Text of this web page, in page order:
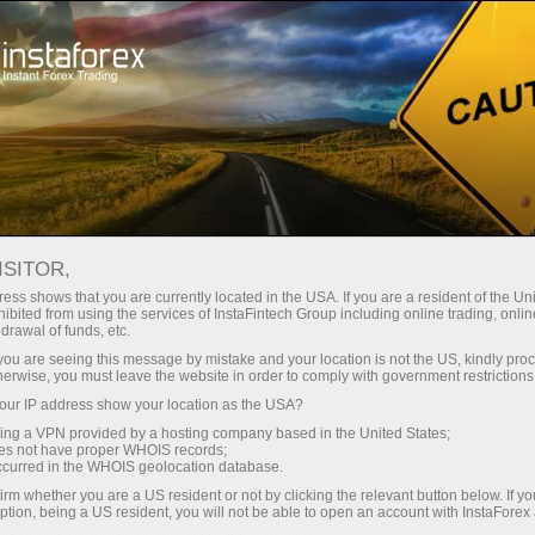
InstaForex билан сиз ҳақиқатан
эга бўласиз: 1:5000 гача кредит
елкаси, бозордаги энг яхши
спред ва комиссиялардан бири,
шунингдек акциялар ва
индекслар билан савдо қилиш
учун қулай шартлар.
Кичик
Ҳар бир депозит учун
30% бонус
Савдода
ва трассада тезлик
shows that you are currently located in the USA. If you are a resident of the
from using the services of InstaFintech Group including online trading,
of funds, etc.
are seeing this message by mistake and your location is not the US, kindly
you must leave the website in order to comply with government
IP address show your location as the USA?
a VPN provided by a hosting company based in the United States;
not have proper WHOIS records;
in the WHOIS geolocation database.
whether you are a US resident or not by clicking the relevant button below. If
being a US resident, you will not be able to open an account with InstaForex